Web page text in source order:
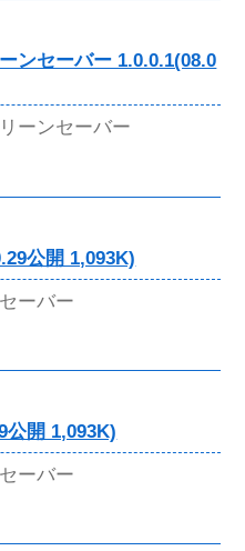
ンセーバー 1.0.0.1(08.0
ーンセーバー
公開 1,093K)
ーバー
公開 1,093K)
ーバー